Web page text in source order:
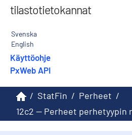
tilastotietokannat
Svenska
English
Käyttöohje
PxWeb API
/ StatFin / Perheet /
12c2 -- Perheet perhetyypin